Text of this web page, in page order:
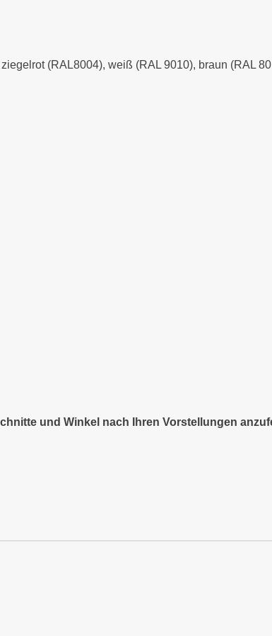
(RAL8004), weiß (RAL 9010), braun (RAL
und Winkel nach Ihren Vorstellungen